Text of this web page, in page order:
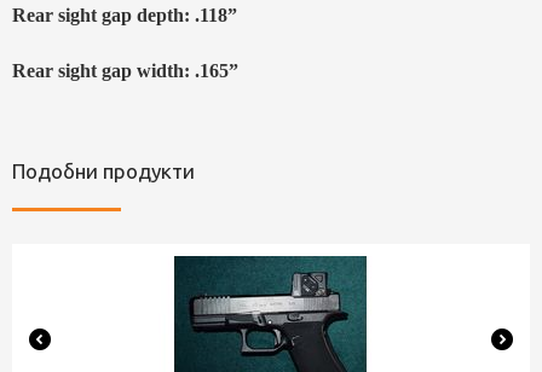
Rear sight gap depth: .118”
Rear sight gap width: .165”
Подобни продукти